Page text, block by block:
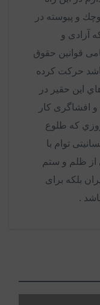
و پيوسته در
آزادى و
قوانين حقوق
حركت كرده
اين حقير در
افشاگرى كار
روزي كه طلوع
توام با
از ظلم و ستم
بلكه براى
.